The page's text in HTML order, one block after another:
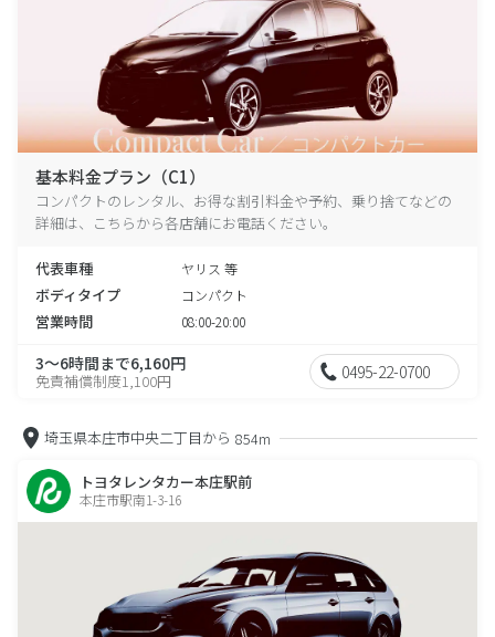
基本料金プラン（C1）
コンパクトのレンタル、お得な割引料金や予約、乗り捨てなどの
詳細は、こちらから各店舗にお電話ください。
代表車種 ヤリス 等
ボディタイプ コンパクト
営業時間 08:00-20:00
3～6時間まで6,160円
免責補償制度1,100円 0495-22-0700
埼玉県本庄市中央二丁目から 854m
トヨタレンタカー本庄駅前
本庄市駅南1-3-16